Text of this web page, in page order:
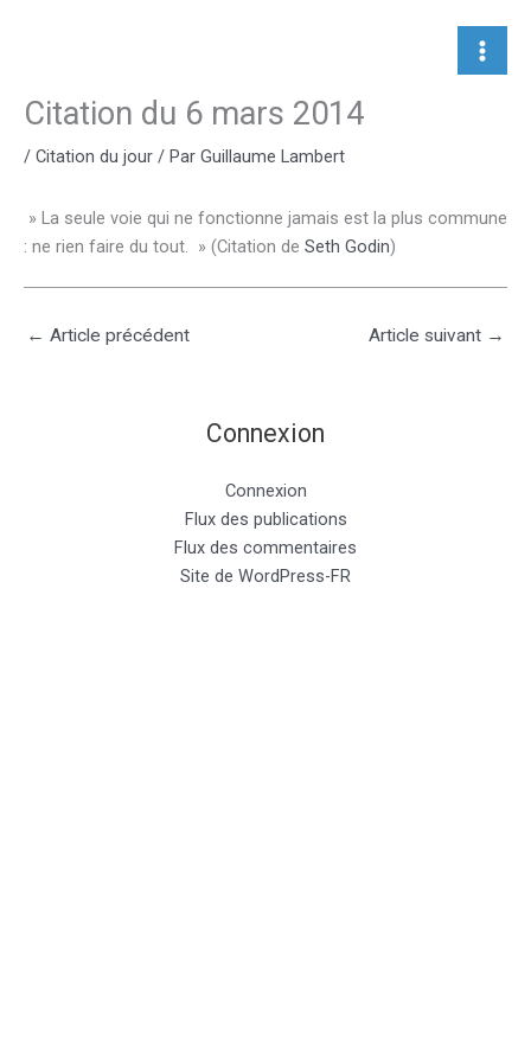
Citation du 6 mars 2014
/ Citation du jour / Par Guillaume Lambert
» La seule voie qui ne fonctionne jamais est la plus commune
: ne rien faire du tout. » (Citation de Seth Godin)
← Article précédent Article suivant →
Connexion
Connexion
Flux des publications
Flux des commentaires
Site de WordPress-FR